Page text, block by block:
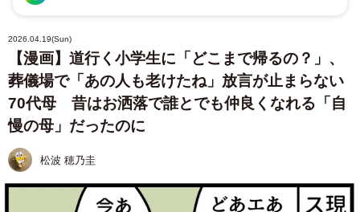
2026.04.19(Sun)
【漫画】道行く小学生に「どこまで帰るの？」、
葬儀場で「あの人も老けたね」放言が止まらない
70代母 昔はお洒落で誰とでも仲良くなれる「自
慢の母」だったのに
松波 穂乃圭